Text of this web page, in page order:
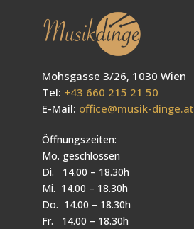
Mohsgasse 3/26, 1030 Wien
Tel: +43 660 215 21 50
E-Mail: office@musik-dinge.at
Öffnungszeiten:
Mo. geschlossen
Di. 14.00 – 18.30h
Mi. 14.00 – 18.30h
Do. 14.00 – 18.30h
Fr. 14.00 – 18.30h